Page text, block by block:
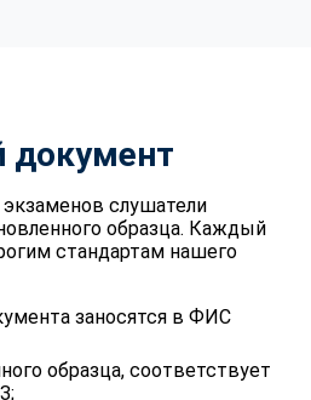
слушатели
образца. Каждый
стандартам нашего
заносятся в ФИС
образца, соответствует